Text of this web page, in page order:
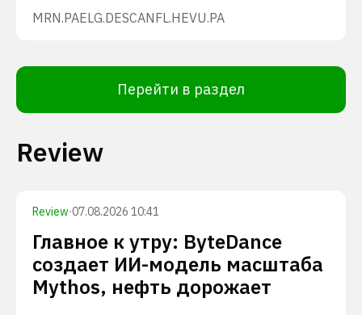
MRN.PAELG.DESCANFL.HEVU.PA
Перейти в раздел
Review
Review·07.08.2026 10:41
Главное к утру: ByteDance
создает ИИ-модель масштаба
Mythos, нефть дорожает